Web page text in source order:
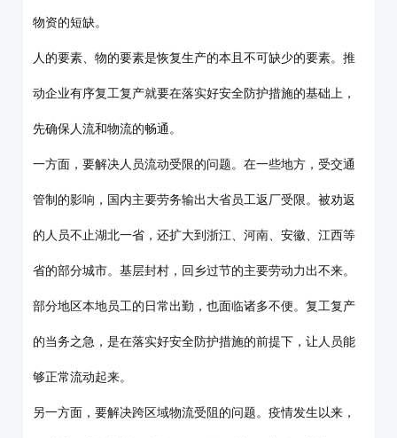
物资的短缺。
人的要素、物的要素是恢复生产的本且不可缺少的要素。推
动企业有序复工复产就要在落实好安全防护措施的基础上，
先确保人流和物流的畅通。
一方面，要解决人员流动受限的问题。在一些地方，受交通
管制的影响，国内主要劳务输出大省员工返厂受限。被劝返
的人员不止湖北一省，还扩大到浙江、河南、安徽、江西等
省的部分城市。基层封村，回乡过节的主要劳动力出不来。
部分地区本地员工的日常出勤，也面临诸多不便。复工复产
的当务之急，是在落实好安全防护措施的前提下，让人员能
够正常流动起来。
另一方面，要解决跨区域物流受阻的问题。疫情发生以来，